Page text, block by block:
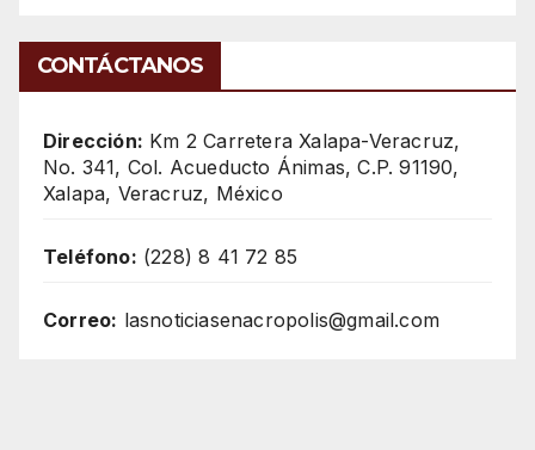
CONTÁCTANOS
Dirección: Km 2 Carretera Xalapa-Veracruz,
No. 341, Col. Acueducto Ánimas, C.P. 91190,
Xalapa, Veracruz, México
Teléfono: (228) 8 41 72 85
Correo: lasnoticiasenacropolis@gmail.com